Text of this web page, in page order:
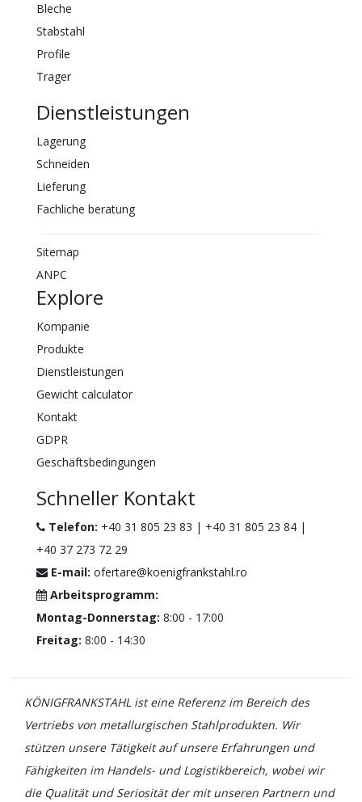
Bleche
Stabstahl
Profile
Trager
Dienstleistungen
Lagerung
Schneiden
Lieferung
Fachliche beratung
Sitemap
ANPC
Explore
Kompanie
Produkte
Dienstleistungen
Gewicht calculator
Kontakt
GDPR
Geschäftsbedingungen
Schneller Kontakt
Telefon: +40 31 805 23 83 | +40 31 805 23 84 |
+40 37 273 72 29
E-mail: ofertare@koenigfrankstahl.ro
Arbeitsprogramm:
Montag-Donnerstag: 8:00 - 17:00
Freitag: 8:00 - 14:30
KÖNIGFRANKSTAHL ist eine Referenz im Bereich des
Vertriebs von metallurgischen Stahlprodukten. Wir
stützen unsere Tätigkeit auf unsere Erfahrungen und
Fähigkeiten im Handels- und Logistikbereich, wobei wir
die Qualität und Seriosität der mit unseren Partnern und